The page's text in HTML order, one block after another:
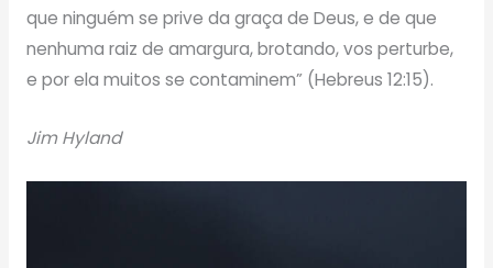
que ninguém se prive da graça de Deus, e de que
nenhuma raiz de amargura, brotando, vos perturbe,
e por ela muitos se contaminem” (Hebreus 12:15).
Jim Hyland